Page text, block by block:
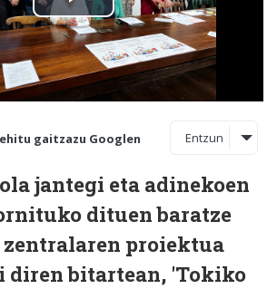
gaitzazu Googlen Entzun
jantegi eta adinekoen
dituen baratze
zentralaren proiektua
diren bitartean, 'Tokiko